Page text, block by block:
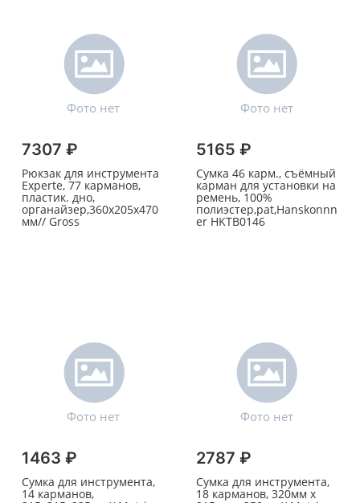
7307 ₽
Рюкзак для инструмента
Experte, 77 карманов,
пластик. дно,
органайзер,360х205х470
мм// Gross
5165 ₽
Сумка 46 карм., съёмный
карман для установки на
ремень, 100%
полиэстер,pat,Hanskonnn
er HKTB0146
1463 ₽
Сумка для инструмента,
14 карманов,
2787 ₽
Сумка для инструмента,
18 карманов, 320мм х